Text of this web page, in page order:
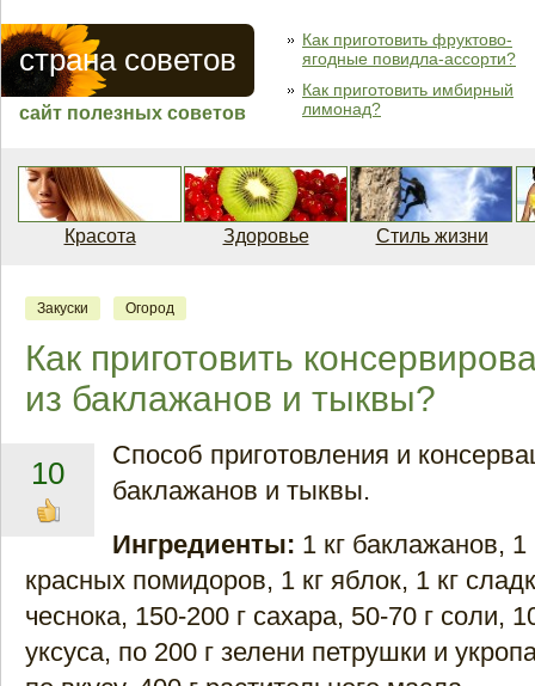
страна советов
сайт полезных советов
Как приготовить фруктово-
ягодные повидла-ассорти?
Как приготовить имбирный
лимонад?
Красота Здоровье Стиль жизни
Закуски Огород
Как приготовить
из баклажанов и тыквы?
10
Способ приготовления и
баклажанов и тыквы.
Ингредиенты: 1 кг баклажанов, 1
красных помидоров, 1 кг яблок, 1 кг
чеснока, 150-200 г сахара, 50-70 г соли,
уксуса, по 200 г зелени петрушки и